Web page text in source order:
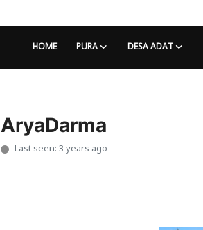
HOME PURA DESA ADAT
AryaDarma
Last seen: 3 years ago